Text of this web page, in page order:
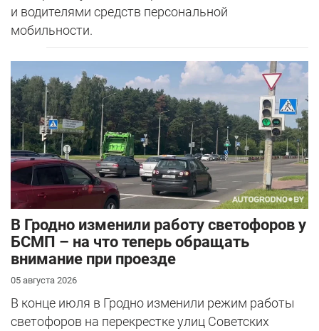
и водителями средств персональной
мобильности.
В Гродно изменили работу светофоров у
БСМП – на что теперь обращать
внимание при проезде
05 августа 2026
В конце июля в Гродно изменили режим работы
светофоров на перекрестке улиц Советских